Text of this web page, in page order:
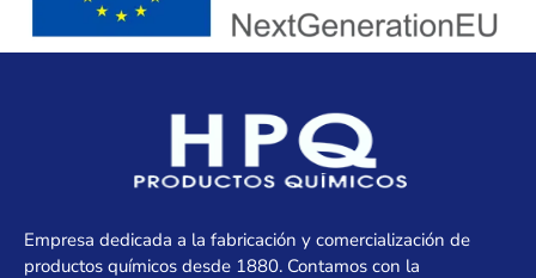
Empresa dedicada a la fabricación y comercialización de
productos químicos desde 1880. Contamos con la